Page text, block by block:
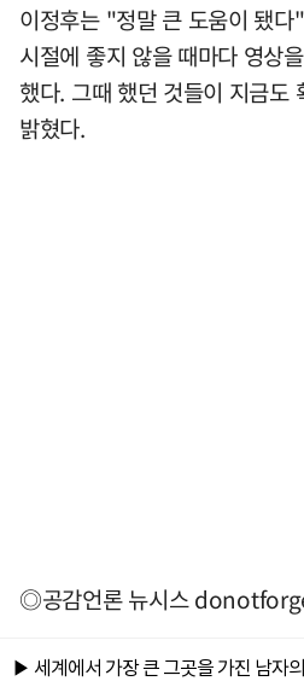
이정후는 "정말 큰 도움이 됐
시절에 좋지 않을 때마다 영상
했다. 그때 했던 것들이 지금도
밝혔다.
◎공감언론 뉴시스